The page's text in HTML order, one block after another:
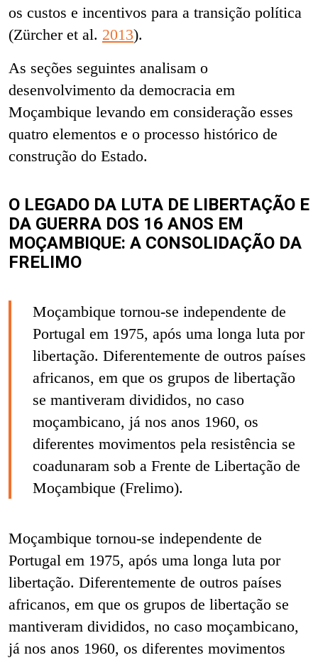
os custos e incentivos para a transição política
(Zürcher et al. 2013).
As seções seguintes analisam o
desenvolvimento da democracia em
Moçambique levando em consideração esses
quatro elementos e o processo histórico de
construção do Estado.
O LEGADO DA LUTA DE LIBERTAÇÃO E
DA GUERRA DOS 16 ANOS EM
MOÇAMBIQUE: A CONSOLIDAÇÃO DA
FRELIMO
Moçambique tornou-se independente de
Portugal em 1975, após uma longa luta por
libertação. Diferentemente de outros países
africanos, em que os grupos de libertação
se mantiveram divididos, no caso
moçambicano, já nos anos 1960, os
diferentes movimentos pela resistência se
coadunaram sob a Frente de Libertação de
Moçambique (Frelimo).
Moçambique tornou-se independente de
Portugal em 1975, após uma longa luta por
libertação. Diferentemente de outros países
africanos, em que os grupos de libertação se
mantiveram divididos, no caso moçambicano,
já nos anos 1960, os diferentes movimentos